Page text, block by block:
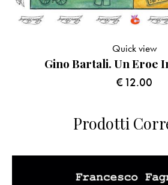
Gino Bartali. Un Eroe
€12.00
Quick view
Prodotti